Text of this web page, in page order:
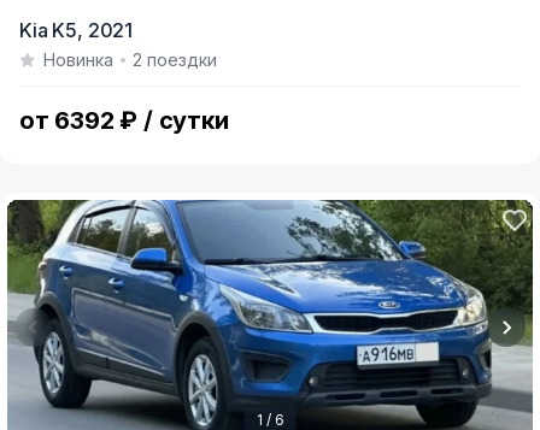
of
Kia K5, 2021
Новинка 2 поездки
от 6392 ₽ / сутки
1 / 6